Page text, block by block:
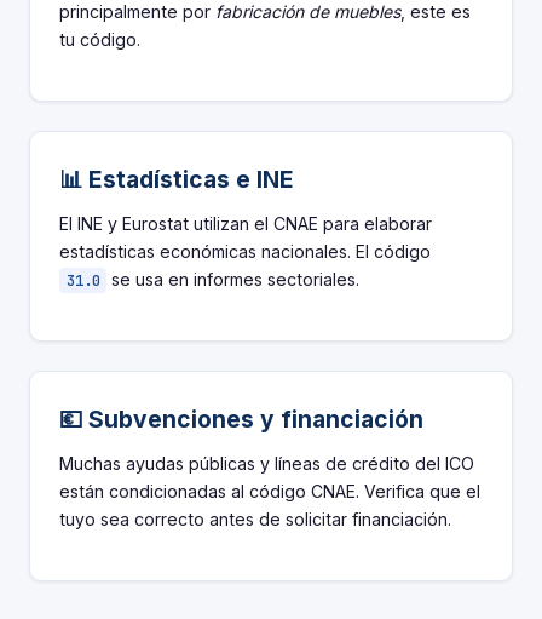
principalmente por fabricación de muebles, este es
tu código.
📊 Estadísticas e INE
El INE y Eurostat utilizan el CNAE para elaborar
estadísticas económicas nacionales. El código
31.0 se usa en informes sectoriales.
💶 Subvenciones y financiación
Muchas ayudas públicas y líneas de crédito del ICO
están condicionadas al código CNAE. Verifica que el
tuyo sea correcto antes de solicitar financiación.